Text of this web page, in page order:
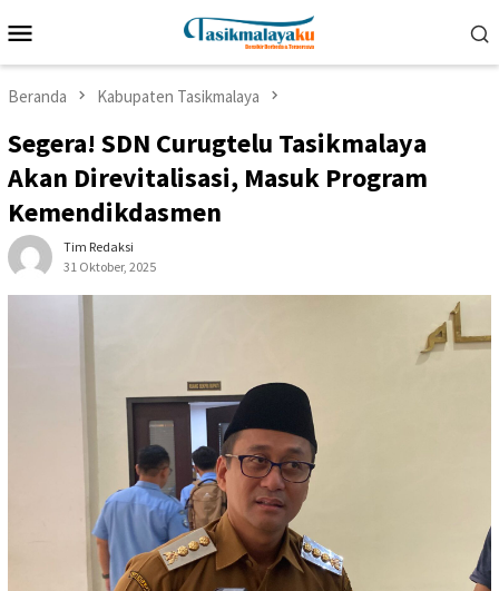
ke
Mobile
Beranda Kabupaten Tasikmalaya
Segera! SDN Curugtelu Tasikmalaya
Akan Direvitalisasi, Masuk Program
Kemendikdasmen
Tim Redaksi
31 Oktober, 2025